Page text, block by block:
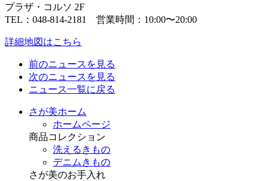
プラザ・コルソ 2F
TEL：048-814-2181 営業時間：10:00〜20:00
詳細地図はこちら
前のニュース を見る
次のニュース を見る
ニュース一覧に戻る
さが美ホーム
ホームページ
商品コレクション
洗えるきもの
デニムきもの
さが美のお手入れ